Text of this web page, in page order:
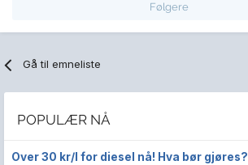
Følgere
Gå til emneliste
POPULÆR NÅ
Over 30 kr/l for diesel nå! Hva bør gjøres?